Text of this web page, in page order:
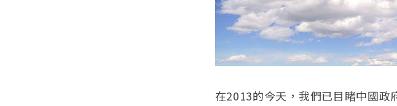
在2013的今天，我們已目睹中國